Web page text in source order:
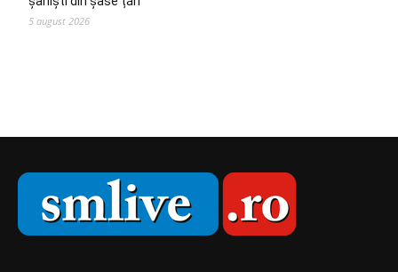
5 august 2026